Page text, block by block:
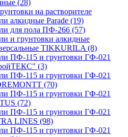
(28)
на растворителе
алкидные Parade (19)
для пола ПФ-266 (57)
и грунтовки алкидные
TIKKURILA (8)
ПФ-115 и грунтовки ГФ-021
(3)
ПФ-115 и грунтовки ГФ-021
(70)
ПФ-115 и грунтовки ГФ-021
(72)
ПФ-115 и грунтовки ГФ-021
LINES (98)
ПФ-115 и грунтовки ГФ-021